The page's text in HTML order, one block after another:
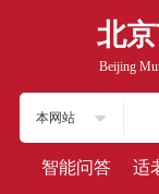
北
Beijing
本网站
智能问答 适